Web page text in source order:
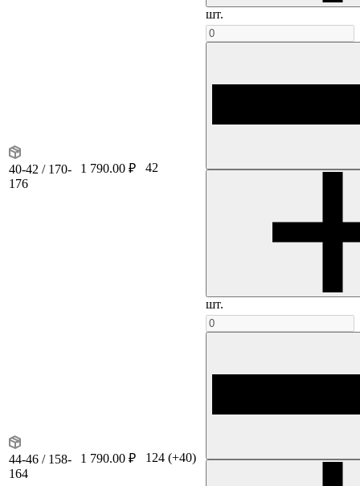
шт.
40-42 / 170-
176
1 790.00 ₽ 42
шт.
44-46 / 158-
164
1 790.00 ₽ 124 (+40)